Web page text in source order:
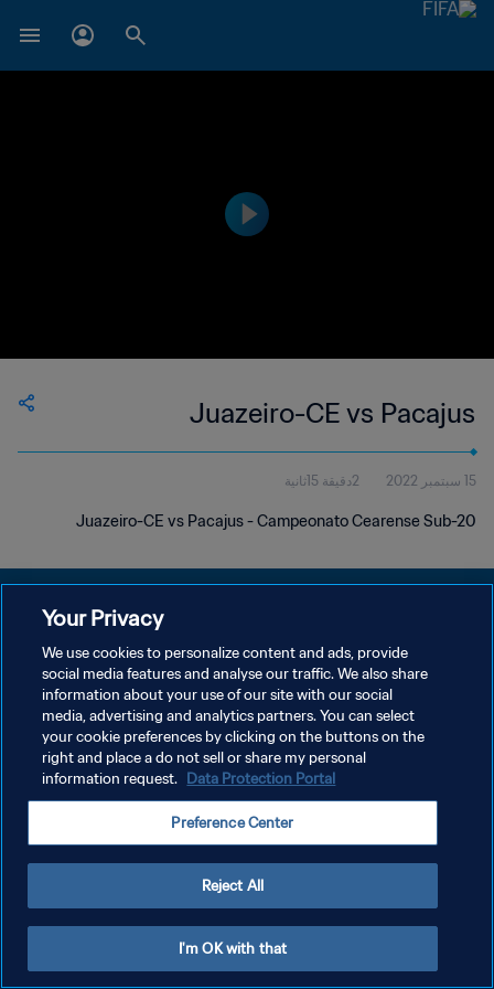
Juazeiro-CE vs Pacajus
15 سبتمبر 2022 2دقيقة 15ثانية
Juazeiro-CE vs Pacajus - Campeonato Cearense Sub-20
سياسة الخصوصية
إدارة تفضيلات ملفات تعريف الارتباط
Your Privacy
We use cookies to personalize content and ads, provide
social media features and analyse our traffic. We also share
information about your use of our site with our social
media, advertising and analytics partners. You can select
your cookie preferences by clicking on the buttons on the
right and place a do not sell or share my personal
information request. Data Protection Portal
Preference Center
Reject All
I'm OK with that